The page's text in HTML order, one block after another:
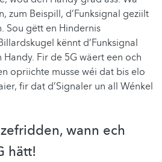
zum Beispill, d’Funksignal geziilt
Sou gëtt en Hindernis
kënnt d’Funksignal
Handy. Fir de 5G wäert een och
opriichte musse wéi dat bis elo
fir dat d’Signaler un all Wénkel
wann ech
hätt!